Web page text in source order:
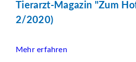
Tierarzt-Magazin "Zum
2/2020)
Mehr erfahren